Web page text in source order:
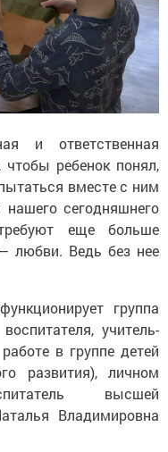
и ответственная
ребенок понял,
вместе с ним
нашего сегодняшнего
еще больше
любви. Ведь без нее
группа
учитель-
в группе детей
развития), личном
высшей
Владимировна